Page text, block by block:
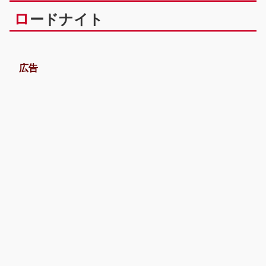
ロ ードナイト
広告